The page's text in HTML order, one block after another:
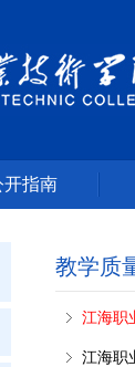
开指南
教学质
江海职
江海职